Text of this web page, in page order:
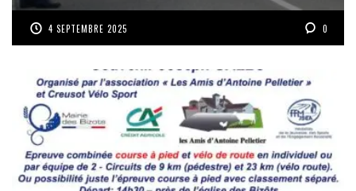
4 SEPTEMBRE 2025 0